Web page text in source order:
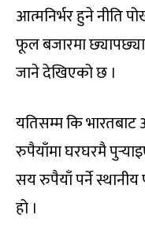
आत्मनिर्भर हुने नीति
फूल बजारमा
जाने देखिएको छ ।
यतिसम्म कि
रुपैयाँमा घरघरमै
सय रुपैयाँ पर्ने
हो ।